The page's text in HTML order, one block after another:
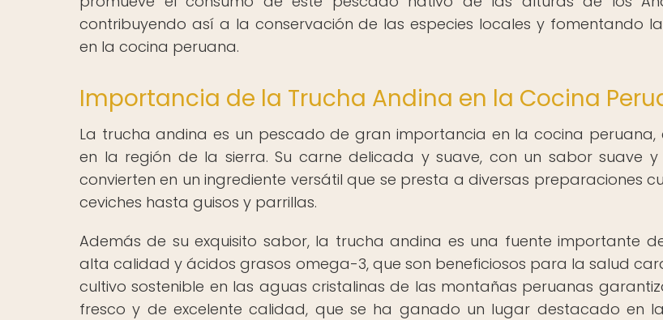
contribuyendo así a la conservación de las especies locales y fomentando
en la cocina peruana.
Importancia de la Trucha Andina en la Cocina
La trucha andina es un pescado de gran importancia en la cocina peruana,
en la región de la sierra. Su carne delicada y suave, con un sabor suave
convierten en un ingrediente versátil que se presta a diversas preparaciones
ceviches hasta guisos y parrillas.
Además de su exquisito sabor, la trucha andina es una fuente importante
alta calidad y ácidos grasos omega-3, que son beneficiosos para la salud
cultivo sostenible en las aguas cristalinas de las montañas peruanas
fresco y de excelente calidad, que se ha ganado un lugar destacado en